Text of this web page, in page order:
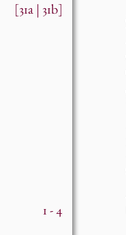
[31a | 31b]
1 - 4